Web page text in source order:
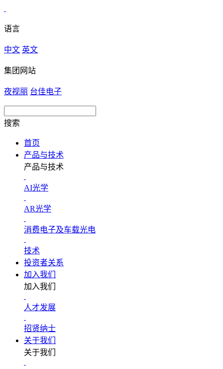
语言
中文 英文
集团网站
夜视丽 台佳电子
搜索
首页
产品与技术
产品与技术
AI光学
AR光学
消费电子及车载光电
技术
投资者关系
加入我们
加入我们
人才发展
招贤纳士
关于我们
关于我们